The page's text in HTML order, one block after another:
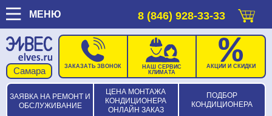
МЕНЮ 8 (846) 928-33-33
ЗАЯВКА НА РЕМОНТ И
ОБСЛУЖИВАНИЕ
ЦЕНА МОНТАЖА
КОНДИЦИОНЕРА
ОНЛАЙН ЗАКАЗ
ПОДБОР
КОНДИЦИОНЕРА
ЗАКАЗАТЬ ЗВОНОК
НАШ СЕРВИС
КЛИМАТА
АКЦИИ И СКИДКИ